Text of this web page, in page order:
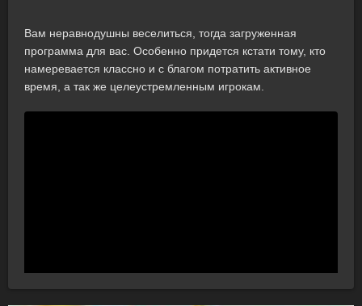
Вам неравнодушны веселиться, тогда загруженная
программа для вас. Особенно придется кстати тому, кто
намеревается классно и с благом потратить активное
время, а так же целеустремленным игрокам.